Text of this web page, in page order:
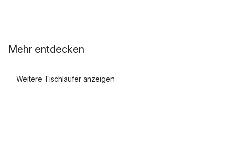
Mehr entdecken
Weitere Tischläufer anzeigen